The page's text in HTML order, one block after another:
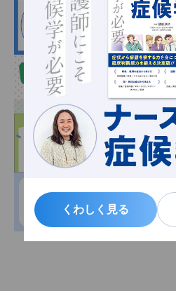
くわしく見る
くわしく見る